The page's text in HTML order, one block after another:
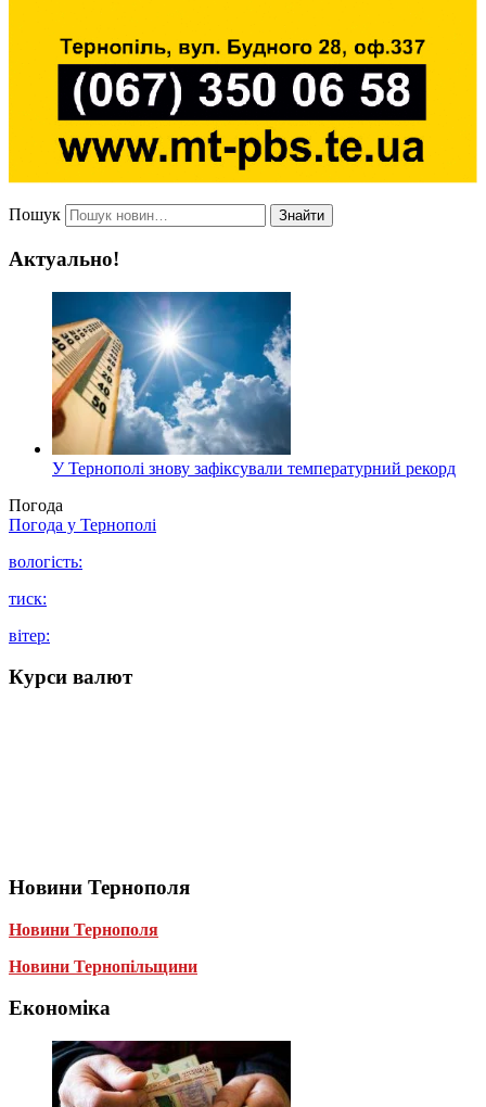
Пошук Знайти
Актуально!
У Тернополі знову зафіксували температурний рекорд
Погода
Погода у Тернополі
вологість:
тиск:
вітер:
Курси валют
Новини Тернополя
Новини Тернополя
Новини Тернопільщини
Економіка